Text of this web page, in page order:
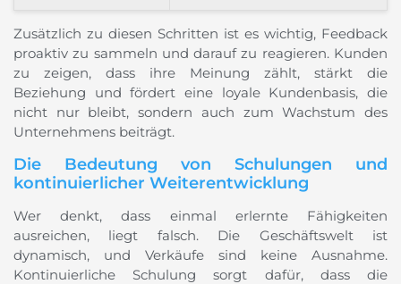
Zusätzlich zu diesen Schritten ist es wichtig, Feedback
proaktiv zu sammeln und darauf zu reagieren. Kunden
zu zeigen, dass ihre Meinung zählt, stärkt die
Beziehung und fördert eine loyale Kundenbasis, die
nicht nur bleibt, sondern auch zum Wachstum des
Unternehmens beiträgt.
Die Bedeutung von Schulungen und
kontinuierlicher Weiterentwicklung
Wer denkt, dass einmal erlernte Fähigkeiten
ausreichen, liegt falsch. Die Geschäftswelt ist
dynamisch, und Verkäufe sind keine Ausnahme.
Kontinuierliche Schulung sorgt dafür, dass die